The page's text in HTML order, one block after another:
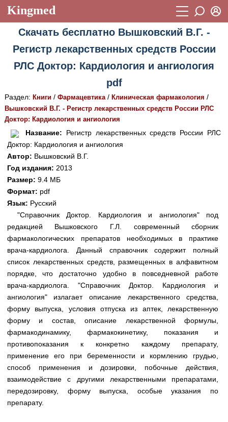
Kingmed
Учебный материал
Видеогалерея 899
Истории болезней 1268
Лекции и презентации 2474
Аккредитационные тесты (6)
Методические рекомендации
Научно-популярное
Статьи
Новости (244)
Медицинская стандартизация
Нормативы экстренной и неотложной помощи
Нормы лабораторных и инструментальных
исследований
Обратная связь
Добавить материал
FAQ
Восстановить пароль
Регистрация
Вход
Скачать бесплатно Вышковский В.Г. -
Регистр лекарственных средств России
РЛС Доктор: Кардиология и ангиология
pdf
Раздел: Книги/ Фармацевтика/ Клиническая фармакология /
Вышковский В.Г. - Регистр лекарственных средств России РЛС
Доктор: Кардиология и ангиология
Название: Регистр лекарственных средств России РЛС
Доктор: Кардиология и ангиология
Автор: Вышковский В.Г.
Год издания: 2013
Размер: 9.4 МБ
Формат: pdf
Язык: Русский
"Справочник Доктор. Кардиология и ангиология" под
редакцией Вышковского Г.Л. современный сборник
фармакологических препаратов необходимых в практике
врача-кардиолога. Данный справочник содержит полный
список лекарственных средств, размещенных в алфавитном
порядке, что достаточно удобно в повседневной работе
врача-кардиолога. "Справочник Доктор. Кардиология и
ангиология" излагает описание лекарственного средства,
форму выпуска, условия отпуска из аптек, лекарственную
форму и состав, описание лекарственной формулы,
фармакодинамику, фармакокинетику, показания и
противопоказания к конкретно каждому препарату,
применение его при беременности и кормлению грудью,
способ применения и дозировки, побочные действия,
взаимодействие с другими лекарственными препаратами,
передозировку, форму выпуска, особые указания по
препарату.